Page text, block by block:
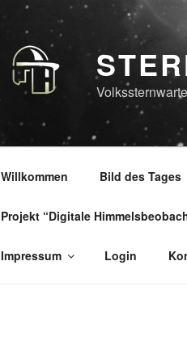
Willkommen Bild des Tages
Projekt “Digitale
Impressum Login